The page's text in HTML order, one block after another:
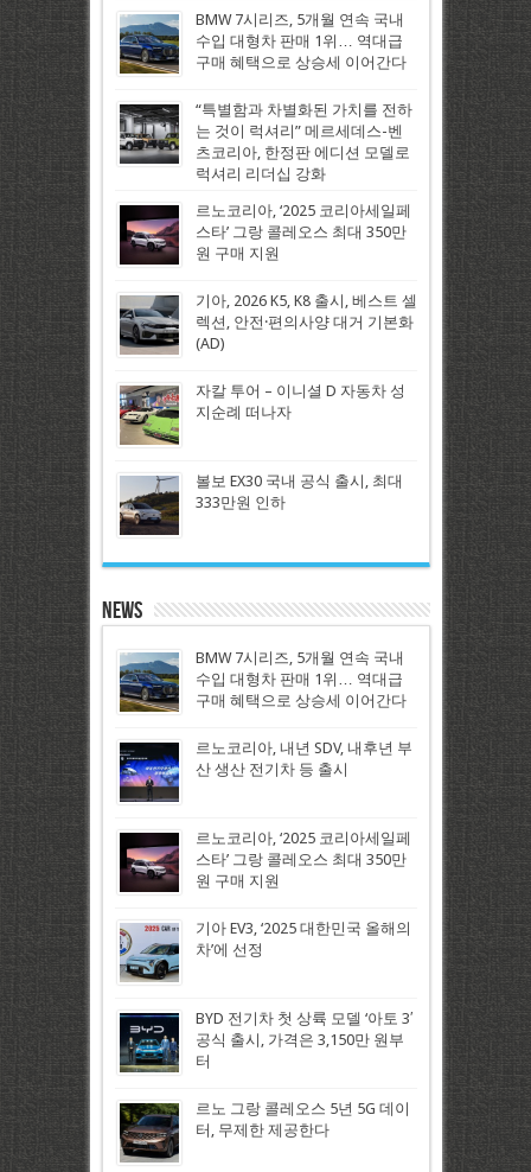
BMW 7시리즈, 5개월 연속 국내
수입 대형차 판매 1위… 역대급
구매 혜택으로 상승세 이어간다
“특별함과 차별화된 가치를 전하
는 것이 럭셔리” 메르세데스-벤
츠코리아, 한정판 에디션 모델로
럭셔리 리더십 강화
르노코리아, ‘2025 코리아세일페
스타’ 그랑 콜레오스 최대 350만
원 구매 지원
기아, 2026 K5, K8 출시, 베스트 셀
렉션, 안전·편의사양 대거 기본화
(AD)
자칼 투어 – 이니셜 D 자동차 성
지순례 떠나자
볼보 EX30 국내 공식 출시, 최대
333만원 인하
News
BMW 7시리즈, 5개월 연속 국내
수입 대형차 판매 1위… 역대급
구매 혜택으로 상승세 이어간다
르노코리아, 내년 SDV, 내후년 부
산 생산 전기차 등 출시
르노코리아, ‘2025 코리아세일페
스타’ 그랑 콜레오스 최대 350만
원 구매 지원
기아 EV3, ‘2025 대한민국 올해의
차’에 선정
BYD 전기차 첫 상륙 모델 ‘아토 3′
공식 출시, 가격은 3,150만 원부
터
르노 그랑 콜레오스 5년 5G 데이
터, 무제한 제공한다